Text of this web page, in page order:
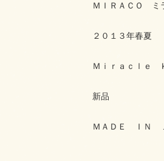
ＭＩＲＡＣＯ ミ
２０１３年春夏
Ｍｉｒａｃｌｅ
新品
ＭＡＤＥ ＩＮ